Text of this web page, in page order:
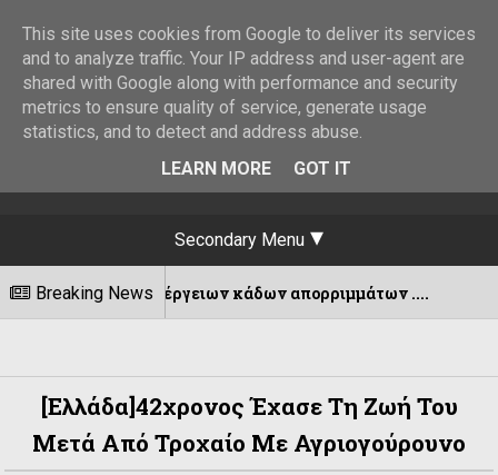
Secondary Menu
Breaking News
υπέργειων κάδων απορριμμάτων .... 07/08/2026
[Ελλάδα]42χρονος Έχασε Τη Ζωή Του
Μετά Από Τροχαίο Με Αγριογούρουνο
This site uses cookies from Google to deliver its services
and to analyze traffic. Your IP address and user-agent are
shared with Google along with performance and security
metrics to ensure quality of service, generate usage
statistics, and to detect and address abuse.
LEARN MORE
GOT IT